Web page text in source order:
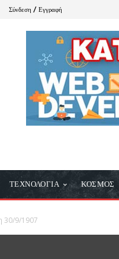
Σύνδεση / Εγγραφή
ΤΕΧΝΟΛΟΓΙΑ ΚΟΣΜΟΣ
30/9/1907